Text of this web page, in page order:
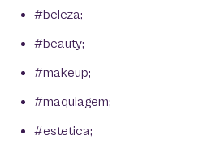
#beleza;
#beauty;
#makeup;
#maquiagem;
#estetica;